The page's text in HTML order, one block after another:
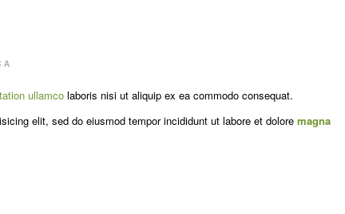
A
ullamco laboris nisi ut aliquip ex ea commodo consequat.
elit, sed do eiusmod tempor incididunt ut labore et dolore magna